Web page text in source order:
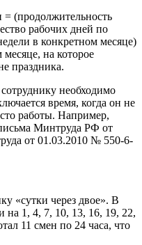
= (продолжительность
рабочих дней по
в конкретном месяце)
месяце, на которое
праздника.
необходимо
время, когда он не
работы. Например,
Минтруда РФ от
от 01.03.2010 № 550-6-
«сутки через двое». В
на 1, 4, 7, 10, 13, 16, 19, 22,
11 смен по 24 часа, что